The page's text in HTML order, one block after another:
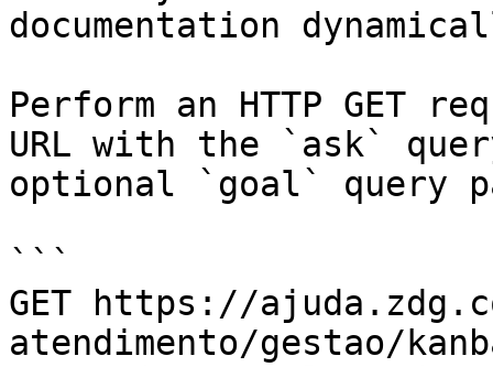
documentation
Perform an HTTP GET
URL with the `ask`
optional `goal` query
```
GET https://
atendimento/gestao/